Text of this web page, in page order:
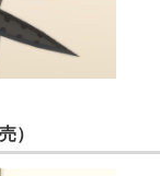
）